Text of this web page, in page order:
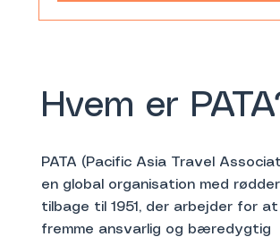
Hvem er
PATA (Pacific Asia Travel
en global organisation med rødder
tilbage til 1951, der arbejder for at
fremme ansvarlig og bæredygtig